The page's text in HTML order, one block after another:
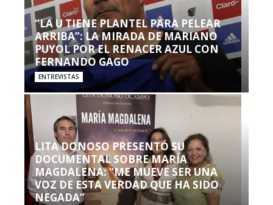
“LA U TIENE PLANTEL PARA PELEAR
ARRIBA”: LA MIRADA DE MARIANO
PUYOL POR EL RENACER AZUL CON
FERNANDO GAGO
ENTREVISTAS
LITA DONOSO PRESENTÓ SU
DOCUMENTAL SOBRE MARÍA
MAGDALENA: “ME MUEVE SER UNA
VOZ DE ESTA VERDAD QUE HA SIDO
NEGADA”